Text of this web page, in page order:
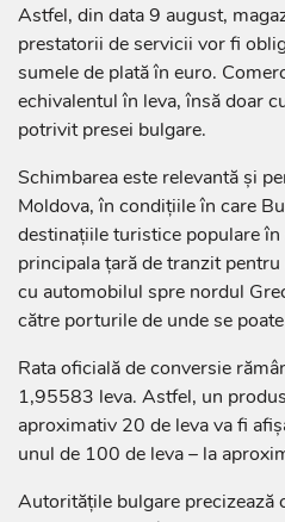
Astfel, din data 9 august,
prestatorii de servicii vor fi
sumele de plată în euro.
echivalentul în leva, însă doar
potrivit presei bulgare.
Schimbarea este relevantă și
Moldova, în condițiile în care
destinațiile turistice populare
principala țară de tranzit
cu automobilul spre nordul
către porturile de unde se
Rata oficială de conversie
1,95583 leva. Astfel, un
aproximativ 20 de leva va fi
unul de 100 de leva – la
Autoritățile bulgare precizează